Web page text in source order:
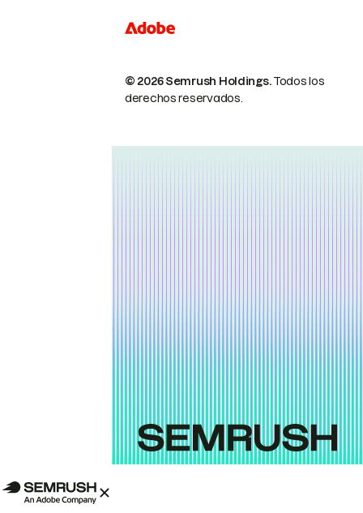
© 2026 Semrush Holdings.Todos los
derechos reservados.